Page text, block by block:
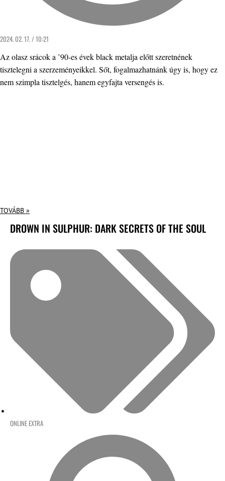
2024. 02. 17. / 10:21
Az olasz srácok a ’90-es évek black metalja előtt szeretnének
tisztelegni a szerzeményeikkel. Sőt, fogalmazhatnánk úgy is, hogy ez
nem szimpla tisztelgés, hanem egyfajta versengés is.
TOVÁBB »
DROWN IN SULPHUR: DARK SECRETS OF THE SOUL
ONLINE EXTRA